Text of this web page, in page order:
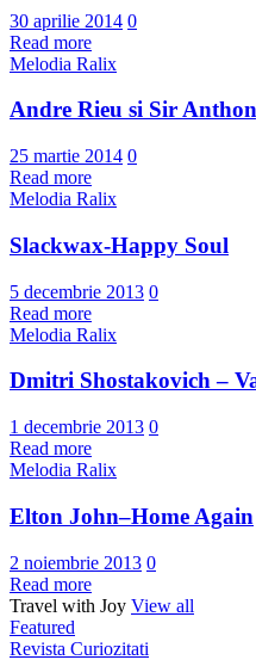
30 aprilie 2014 0
Read more
Melodia Ralix
Andre Rieu si Sir
25 martie 2014 0
Read more
Melodia Ralix
Slackwax-Happy Soul
5 decembrie 2013 0
Read more
Melodia Ralix
Dmitri Shostakovich –
1 decembrie 2013 0
Read more
Melodia Ralix
Elton John–Home Again
2 noiembrie 2013 0
Read more
Travel with Joy View all
Featured
Revista Curiozitati